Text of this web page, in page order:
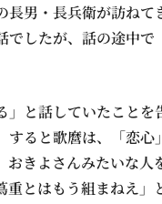
男・長兵衛が訪ね
したが、話の途中
と話していたこと
ると歌麿は、「恋心
きよさんみたいな
とはもう組まねえ」